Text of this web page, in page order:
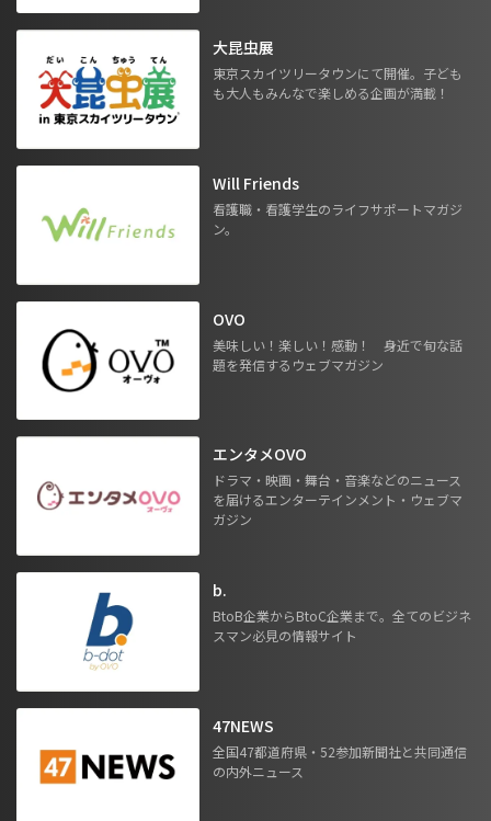
大昆虫展
東京スカイツリータウンにて開催。子ども
も大人もみんなで楽しめる企画が満載！
Will Friends
看護職・看護学生のライフサポートマガジ
ン。
OVO
美味しい！楽しい！感動！ 身近で旬な話
題を発信するウェブマガジン
エンタメOVO
ドラマ・映画・舞台・音楽などのニュース
を届けるエンターテインメント・ウェブマ
ガジン
b.
BtoB企業からBtoC企業まで。全てのビジネ
スマン必見の情報サイト
47NEWS
全国47都道府県・52参加新聞社と共同通信
の内外ニュース